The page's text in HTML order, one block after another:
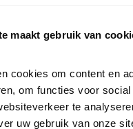
maakt gebruik van
cookies om content en
om functies voor
te
uw gebruik van onze